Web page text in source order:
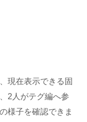
現在表示できる固
2人がテグ編へ参
様子を確認できま